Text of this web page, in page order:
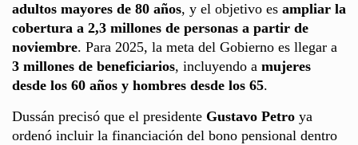
adultos mayores de 80 años, y el objetivo es ampliar la
cobertura a 2,3 millones de personas a partir de
noviembre. Para 2025, la meta del Gobierno es llegar a
3 millones de beneficiarios, incluyendo a mujeres
desde los 60 años y hombres desde los 65.
Dussán precisó que el presidente Gustavo Petro ya
ordenó incluir la financiación del bono pensional dentro